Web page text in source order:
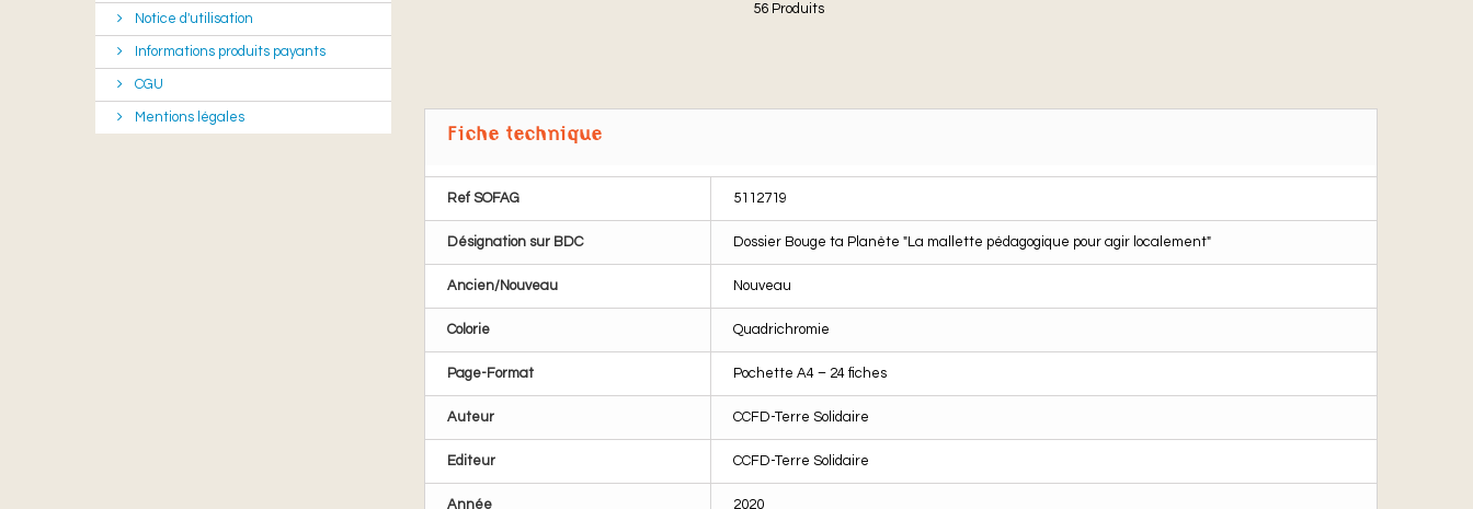
Notice d'utilisation
Informations produits payants
CGU
Mentions légales
56 Produits
Fiche technique
Ref SOFAG 5112719
Désignation sur BDC Dossier Bouge ta Planète "La mallette pédagogique pour agir localement"
Ancien/Nouveau Nouveau
Colorie Quadrichromie
Page-Format Pochette A4 – 24 fiches
Auteur CCFD-Terre Solidaire
Editeur CCFD-Terre Solidaire
Année 2020